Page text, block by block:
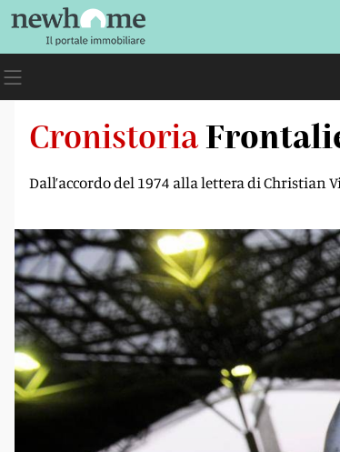
Cronistoria
Dall’accordo del 1974 alla lettera di